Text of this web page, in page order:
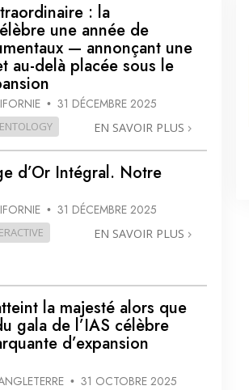
: la
une année de
— annonçant une
au-delà placée sous le
• 31 DÉCEMBRE 2025
EN SAVOIR PLUS
d’Or Intégral. Notre
• 31 DÉCEMBRE 2025
EN SAVOIR PLUS
la majesté alors que
gala de l’IAS célèbre
d’expansion
• 31 OCTOBRE 2025